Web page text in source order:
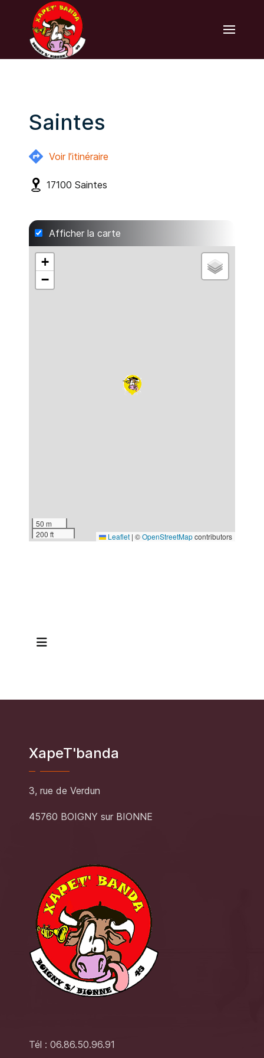
Saintes
Voir l’itinéraire
17100 Saintes
Afficher la carte
+
−
50 m
200 ft
Leaflet | ©OpenStreetMapcontributors
XapeT'banda
3, rue de Verdun
45760 BOIGNY sur BIONNE
Tél : 06.86.50.96.91